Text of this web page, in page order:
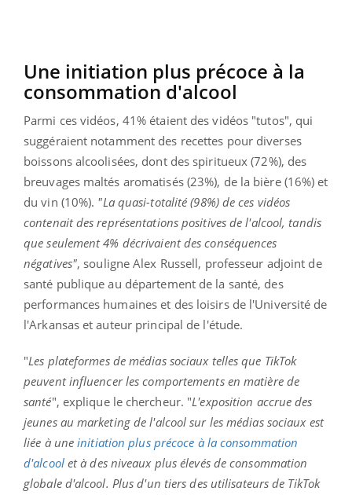
Une initiation plus précoce à la
consommation d'alcool
Parmi ces vidéos, 41% étaient des vidéos "tutos", qui
suggéraient notamment des recettes pour diverses
boissons alcoolisées, dont des spiritueux (72%), des
breuvages maltés aromatisés (23%), de la bière (16%) et
du vin (10%). "La quasi-totalité (98%) de ces vidéos
contenait des représentations positives de l'alcool, tandis
que seulement 4% décrivaient des conséquences
négatives", souligne Alex Russell, professeur adjoint de
santé publique au département de la santé, des
performances humaines et des loisirs de l'Université de
l'Arkansas et auteur principal de l'étude.
"Les plateformes de médias sociaux telles que TikTok
peuvent influencer les comportements en matière de
santé", explique le chercheur. "L'exposition accrue des
jeunes au marketing de l'alcool sur les médias sociaux est
liée à uneinitiation plus précoce à la consommation
d'alcoolet à des niveaux plus élevés de consommation
globale d'alcool. Plus d'un tiers des utilisateurs de TikTok